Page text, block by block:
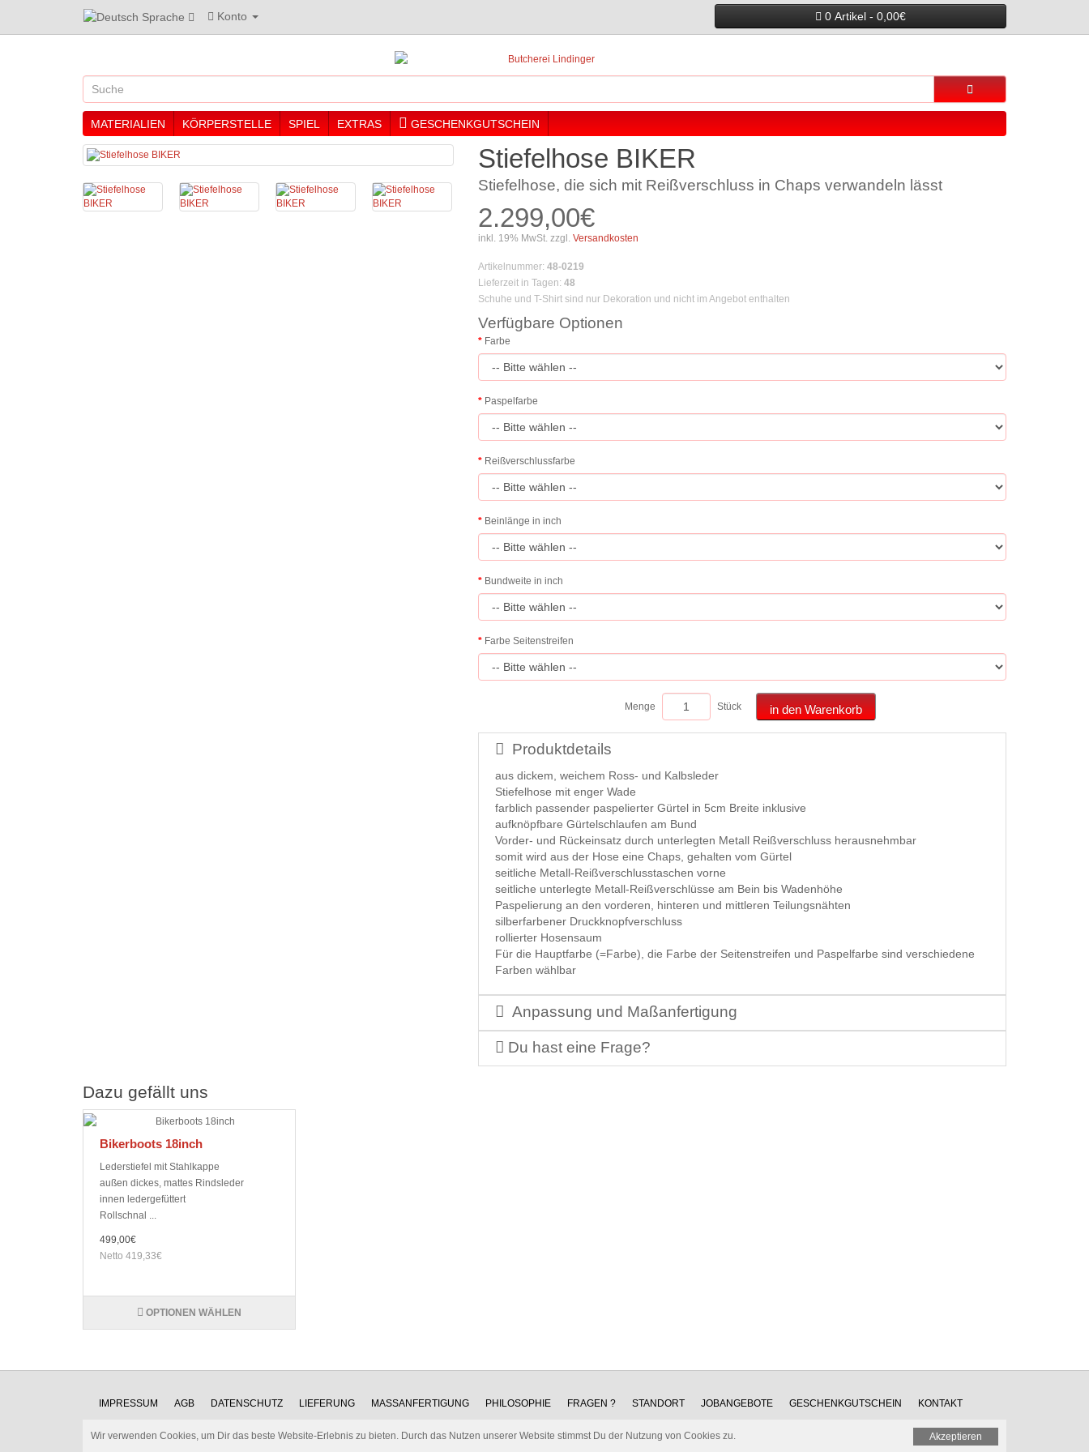
Sprache Konto 0 Artikel - 0,00€
MATERIALIEN KÖRPERSTELLE SPIEL EXTRAS GESCHENKGUTSCHEIN
Stiefelhose BIKER
Stiefelhose, die sich mit Reißverschluss in Chaps verwandeln lässt
2.299,00€
inkl. 19% MwSt. zzgl.Versandkosten
Artikelnummer: 48-0219
Lieferzeit in Tagen: 48
Schuhe und T-Shirt sind nur Dekoration und nicht im Angebot enthalten
Verfügbare Optionen
Farbe
Paspelfarbe
Reißverschlussfarbe
Beinlänge in inch
Bundweite in inch
Farbe Seitenstreifen
Menge Stück in den Warenkorb
Produktdetails
aus dickem, weichem Ross- und Kalbsleder
Stiefelhose mit enger Wade
farblich passender paspelierter Gürtel in 5cm Breite inklusive
aufknöpfbare Gürtelschlaufen am Bund
Vorder- und Rückeinsatz durch unterlegten Metall Reißverschluss herausnehmbar
somit wird aus der Hose eine Chaps, gehalten vom Gürtel
seitliche Metall-Reißverschlusstaschen vorne
seitliche unterlegte Metall-Reißverschlüsse am Bein bis Wadenhöhe
Paspelierung an den vorderen, hinteren und mittleren Teilungsnähten
silberfarbener Druckknopfverschluss
rollierter Hosensaum
Für die Hauptfarbe (=Farbe), die Farbe der Seitenstreifen und Paspelfarbe sind verschiedene
Farben wählbar
Anpassung und Maßanfertigung
Du hast eine Frage?
Dazu gefällt uns
Bikerboots 18inch
Lederstiefel mit Stahlkappe
außen dickes, mattes Rindsleder
innen ledergefüttert
Rollschnal ...
499,00€
Netto 419,33€
OPTIONEN WÄHLEN
IMPRESSUM AGB DATENSCHUTZ LIEFERUNG MASSANFERTIGUNG PHILOSOPHIE FRAGEN ? STANDORT JOBANGEBOTE GESCHENKGUTSCHEIN KONTAKT
Akzeptieren
Wir verwenden Cookies, um Dir das beste Website-Erlebnis zu bieten. Durch das Nutzen unserer Website stimmst Du der Nutzung von Cookies zu.